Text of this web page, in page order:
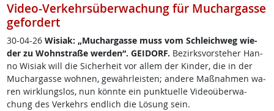
Video-Verkehrsüberwachung für Muchargasse
gefordert
30-04-26 Wi­siak: „Much­ar­gas­se muss vom Sch­leich­weg wie­
der zu Wohn­stra­ße wer­den“. GEI­DORF. Be­zirks­vor­ste­her Han­
no Wi­siak will die Si­cher­heit vor al­lem der Kin­der, die in der
Much­ar­gas­se woh­nen, ge­währ­leis­ten; an­de­re Maß­nah­men wa­
ren wir­k­lungs­los, nun könn­te ein punk­tu­el­le Vi­deo­über­wa­
chung des Ver­kehrs end­lich die Lö­sung sein.